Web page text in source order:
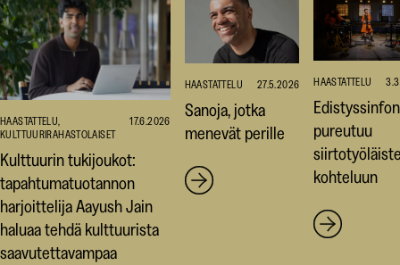
HAASTATTELU,
KULTTUURIRAHASTOLAISET
17.6.2026
Kulttuurin tukijoukot:
tapahtumatuotannon
harjoittelija Aayush Jain
haluaa tehdä kulttuurista
saavutettavampaa
HAASTATTELU 27.5.2026
Sanoja, jotka
menevät perille
HAASTATTELU
pureutuu
kohteluun